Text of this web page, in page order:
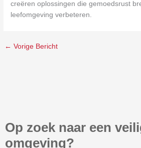
creëren oplossingen die gemoedsrust
leefomgeving verbeteren.
← Vorige Bericht
Op zoek naar een
omgeving?